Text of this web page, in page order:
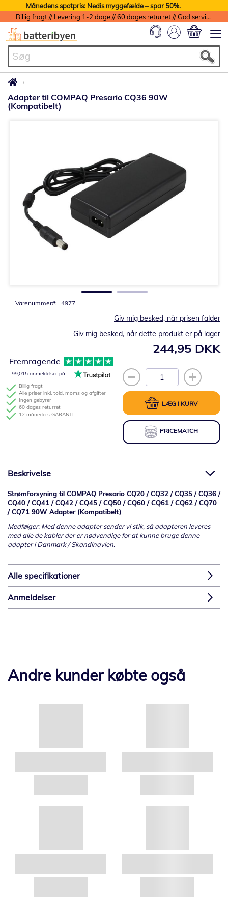
Månedens spotpris: Nedis myggefælde – spar 50%.
Billig fragt // Levering 1-2 dage // 60 dages returret // God service med garanti
Adapter til COMPAQ Presario CQ36 90W
(Kompatibelt)
Varenummer 4977
244,95 DKK
Giv mig besked, når prisen falder
Giv mig besked, når dette produkt er på lager
LÆG I KURV
PRICEMATCH
Billig fragt
Alle priser inkl. told, moms og afgifter
Ingen gebyrer
60 dages returret
12 måneders GARANTI
Fremragende
99,015 anmeldelser på
Beskrivelse
Strømforsyning til COMPAQ Presario CQ20 / CQ32 / CQ35 / CQ36 /
CQ40 / CQ41 / CQ42 / CQ45 / CQ50 / CQ60 / CQ61 / CQ62 / CQ70
/ CQ71 90W Adapter (Kompatibelt)
Medfølger: Med denne adapter sender vi stik, så adapteren leveres
med alle de kabler der er nødvendige for at kunne bruge denne
adapter i Danmark / Skandinavien.
Alle specifikationer
Anmeldelser
Andre kunder købte også